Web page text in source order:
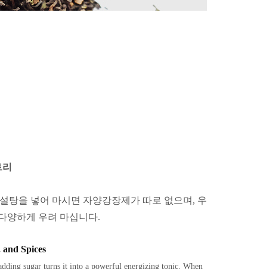
설탕을 넣어 마시면 자양강장제가 따로 없으며, 우
양하게 우려 마십니다.
Spices
sugar turns it into a powerful energizing tonic. When